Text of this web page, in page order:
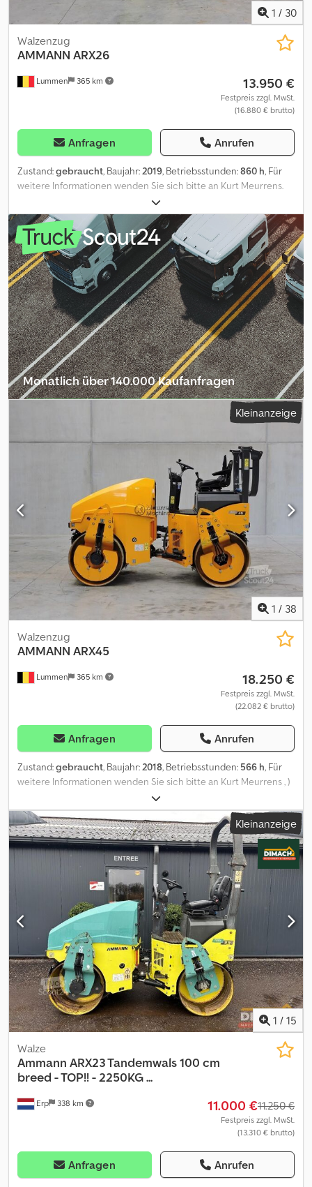
1 / 30
Lummen 365 km
Walzenzug
AMMANN ARX26
13.950 €
Festpreis zzgl. MwSt.
(16.880 € brutto)
Anfragen Anrufen
Zustand:gebraucht, Baujahr:2019, Betriebsstunden:860 h, Für
weitere Informationen wenden Sie sich bitte an Kurt Meurrens.
Monatlich über 140.000 Kaufanfragen
Kleinanzeige
1 / 38
Lummen 365 km
Walzenzug
AMMANN ARX45
18.250 €
Festpreis zzgl. MwSt.
(22.082 € brutto)
Anfragen Anrufen
Zustand:gebraucht, Baujahr:2018, Betriebsstunden: 566 h, Für
weitere Informationen wenden Sie sich bitte an Kurt Meurrens , )
Kleinanzeige
1 / 15
Erp 338 km
Walze
Ammann ARX23 Tandemwals 100 cm
breed - TOP!! - 2250KG ...
11.000 €11.250 €
Festpreis zzgl. MwSt.
(13.310 € brutto)
Anfragen Anrufen